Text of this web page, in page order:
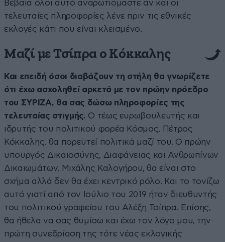
Βέβαια όλοι αυτό αναρωτιόμαστε αν και οι
τελευταίες πληροφορίες λένε πριν τις εθνικές
εκλογές κάτι που είναι κλεισμένο.
Μαζί με Τσίπρα ο Κόκκαλης
Και επειδή όσοι διαβάζουν τη στήλη θα γνωρίζετε
ότι έχω ασχοληθεί αρκετά με τον πρώην πρόεδρο
του ΣΥΡΙΖΑ, θα σας δώσω πληροφορίες της
τελευταίας στιγμής. Ο τέως ευρωβουλευτής και
ιδρυτής του πολιτικού φορέα Κόσμος, Πέτρος
Κόκκαλης, θα πορευτεί πολιτικά μαζί του. Ο πρώην
υπουργός Δικαιοσύνης, Διαφάνειας και Ανθρωπίνων
Δικαιωμάτων, Μιχάλης Καλογήρου, θα είναι στο
σχήμα αλλά δεν θα έχει κεντρικό ρόλο. Και το τονίζω
αυτό γιατί από τον Ιούλιο του 2019 ήταν διευθυντής
του πολιτικού γραφείου του Αλέξη Τσίπρα. Επίσης,
θα ήθελα να σας θυμίσω και έχω τον λόγο μου, την
πρώτη συνεδρίαση της τότε νέας εκλογικής